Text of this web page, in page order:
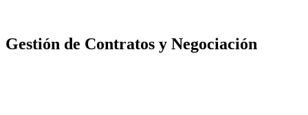
Gestión de Contratos y Negociación